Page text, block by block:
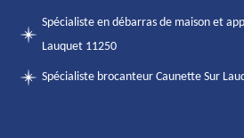
Spécialiste en débarras de maison et
Lauquet 11250
Spécialiste brocanteur Caunette Sur